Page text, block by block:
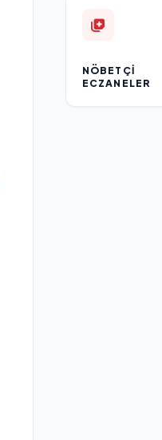
NÖBETÇI
ECZANELER